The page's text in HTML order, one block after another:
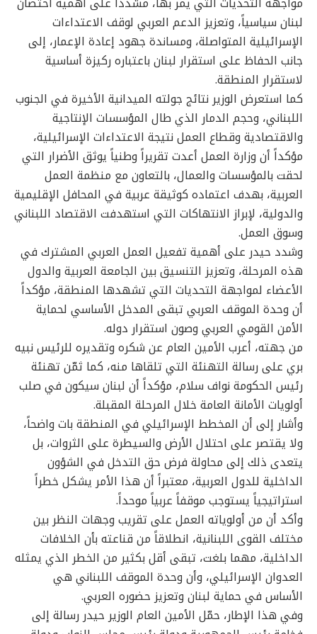
لبنان سياسياً، وتعزيز الدعم العربي لوقف الاعتداءات
الإسرائيلية المتواصلة، ومساندة جهود إعادة الإعمار، إلى
جانب الحفاظ على استقرار لبنان باعتباره ركيزة أساسية
لاستقرار المنطقة.
كما استعرض الوزير نتائج جولته الميدانية الأخيرة في الجنوب
اللبناني، وحجم الدمار الذي طال المؤسسات الإنتاجية
والاقتصادية وقطاع العمل نتيجة الاعتداءات الإسرائيلية،
مؤكداً أن وزارة العمل أعدت تقريراً وطنياً يوثق الأضرار التي
لحقت بالمؤسسات والعمال، بالتعاون مع منظمة العمل
العربية، بهدف اعتماده كوثيقة عربية في المحافل الإقليمية
والدولية، لإبراز الانتهاكات التي استهدفت الاقتصاد اللبناني
وسوق العمل.
وشدد حيدر على أهمية تفعيل العمل العربي المشترك في
هذه المرحلة، وتعزيز التنسيق بين الجامعة العربية والدول
الأعضاء لمواجهة التحديات التي تشهدها المنطقة، مؤكداً
أن وحدة الموقف العربي تبقى المدخل الأساسي لحماية
الأمن القومي العربي وصون استقرار دوله.
من جهته، أعرب الأمين العام عن شكره وتقديره للرئيس نبيه
بري على رسالة التهنئة التي تلقاها منه، كما ثمّن تهنئة
رئيس الحكومة نواف سلام، مؤكداً أن لبنان سيكون في صلب
أولويات الأمانة العامة خلال المرحلة المقبلة.
وأشار إلى أن المخطط الإسرائيلي في المنطقة بات واضحاً،
ولا يقتصر على احتلال الأرض والسيطرة على الثروات، بل
يتعدى ذلك إلى محاولة فرض حق التدخل في الشؤون
الداخلية للدول العربية، معتبراً أن هذا الأمر يشكل خطراً
استراتيجياً يستوجب موقفاً عربياً موحداً.
وأكد أن من أولوياته العمل على تقريب وجهات النظر بين
مختلف القوى اللبنانية، انطلاقاً من قناعته بأن الخلافات
الداخلية، مهما بلغت، تبقى أقل بكثير من الخطر الذي يمثله
العدوان الإسرائيلي، وأن وحدة الموقف اللبناني هي
الأساس في حماية لبنان وتعزيز حضوره العربي.
وفي هذا الإطار، حمّل الأمين العام الوزير حيدر رسالة إلى